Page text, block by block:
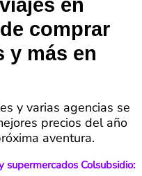
en
comprar
y más en
y varias agencias se
precios del año
aventura.
supermercados Colsubsidio: